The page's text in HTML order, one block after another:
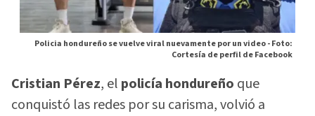
Policia hondureño se vuelve viral nuevamente por un video -Foto:
Cortesía de perfil de Facebook
Cristian Pérez, el policía hondureño que
conquistó las redes por su carisma, volvió a